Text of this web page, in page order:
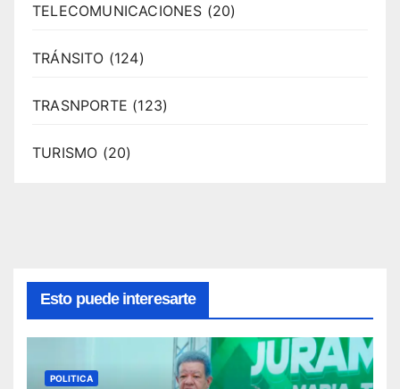
TELECOMUNICACIONES (20)
TRÁNSITO (124)
TRASNPORTE (123)
TURISMO (20)
Esto puede interesarte
POLITICA